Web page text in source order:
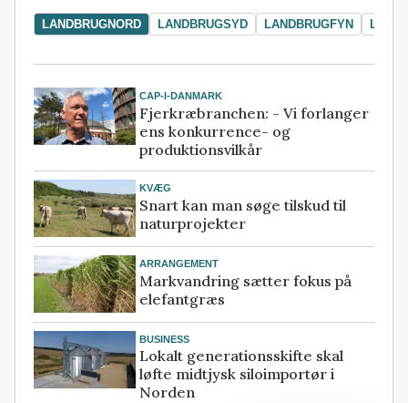
LANDBRUGNORD LANDBRUGSYD LANDBRUGFYN
CAP-I-DANMARK
Fjerkræbranchen: - Vi forlanger
ens konkurrence- og
produktionsvilkår
KVÆG
Snart kan man søge tilskud til
naturprojekter
ARRANGEMENT
Markvandring sætter fokus på
elefantgræs
BUSINESS
Lokalt generationsskifte skal
løfte midtjysk siloimportør i
Norden